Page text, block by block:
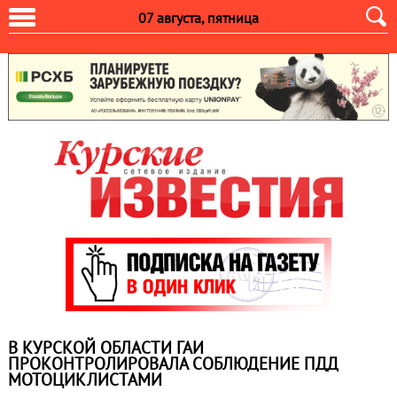
07 августа, пятница
В КУРСКОЙ ОБЛАСТИ ГАИ
ПРОКОНТРОЛИРОВАЛА СОБЛЮДЕНИЕ ПДД
МОТОЦИКЛИСТАМИ